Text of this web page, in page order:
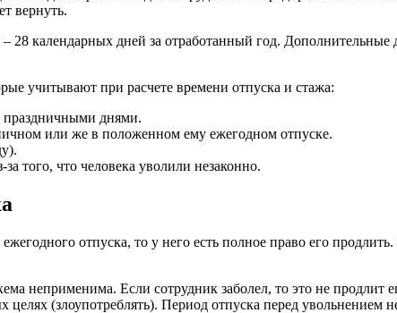
вернуть.
28 календарных дней за отработанный год.
учитывают при расчете времени отпуска и стажа:
праздничными днями.
или же в положенном ему ежегодном отпуске.
того, что человека уволили незаконно.
отпуска, то у него есть полное право его
неприменима. Если сотрудник заболел, то это не продлит
целях (злоупотреблять). Период отпуска перед увольнением